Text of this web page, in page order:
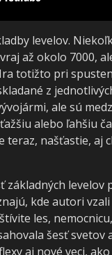
levelov.
až okolo 7000,
totižto pri
z
ale sú
alebo ľahšiu
teraz, našťastie,
levelov
kde autori
les,
šesť svetov
aj nové veci,